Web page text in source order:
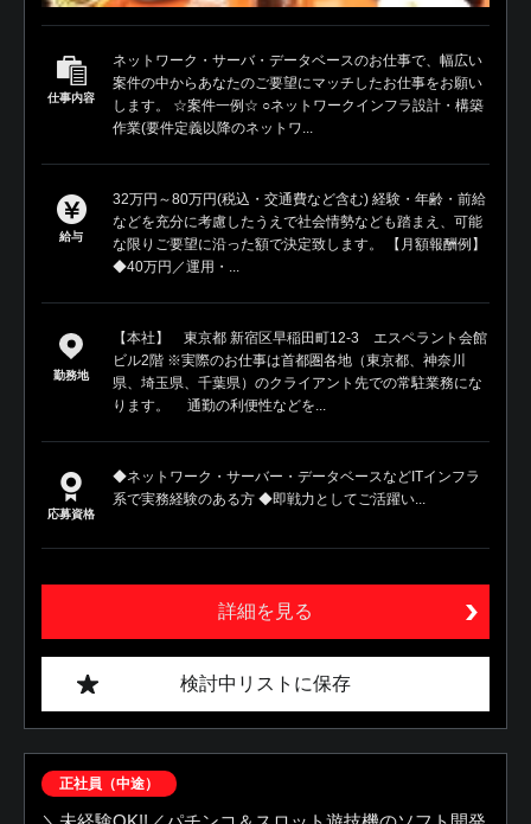
仕事内容
ネットワーク・サーバ・データベースのお仕事で、幅広い
案件の中からあなたのご要望にマッチしたお仕事をお願い
します。 ☆案件一例☆ ○ネットワークインフラ設計・構築
作業(要件定義以降のネットワ...
給与
32万円～80万円(税込・交通費など含む) 経験・年齢・前給
などを充分に考慮したうえで社会情勢なども踏まえ、可能
な限りご要望に沿った額で決定致します。 【月額報酬例】
◆40万円／運用・...
勤務地
【本社】 東京都 新宿区早稲田町12-3 エスペラント会館
ビル2階 ※実際のお仕事は首都圏各地（東京都、神奈川
県、埼玉県、千葉県）のクライアント先での常駐業務にな
ります。 通勤の利便性などを...
応募資格
◆ネットワーク・サーバー・データベースなどITインフラ
系で実務経験のある方 ◆即戦力としてご活躍い...
詳細を見る
検討中リストに保存
正社員（中途）